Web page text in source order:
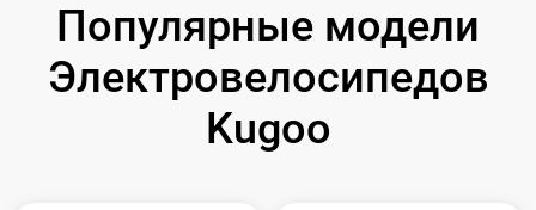
Популярные модели
Электровелосипедов
Kugoo